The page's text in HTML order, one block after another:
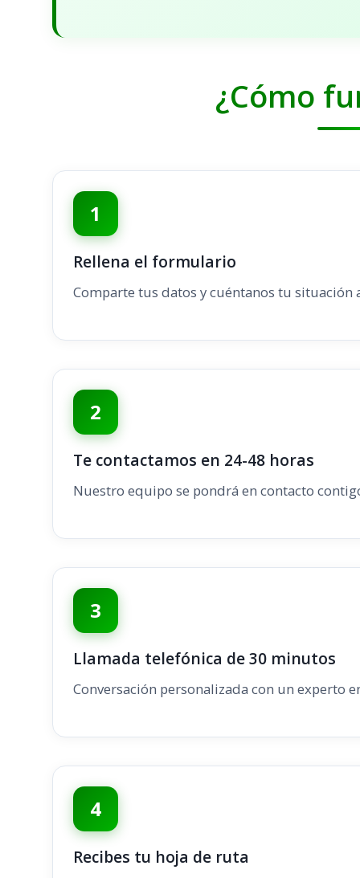
¿Cómo
1
Rellena el formulario
Comparte tus datos y cuéntanos tu situación
2
Te contactamos en 24-48 horas
Nuestro equipo se pondrá en contacto
3
Llamada telefónica de 30 minutos
Conversación personalizada con un experto
4
Recibes tu hoja de ruta